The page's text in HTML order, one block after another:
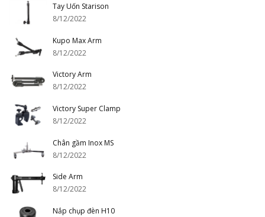
Tay Uốn Starison
8/12/2022
Kupo Max Arm
8/12/2022
Victory Arm
8/12/2022
Victory Super Clamp
8/12/2022
Chân gầm Inox MS
8/12/2022
Side Arm
8/12/2022
Nắp chụp đèn H10